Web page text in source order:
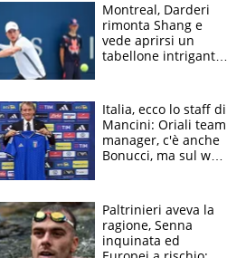
Montreal, Darderi
rimonta Shang e
vede aprirsi un
tabellone intrigante:
felice del mio livello"
Italia, ecco lo staff di
Mancini: Oriali team
manager, c'è anche
Bonucci, ma sul web
Paltrinieri aveva la
ragione, Senna
inquinata ed